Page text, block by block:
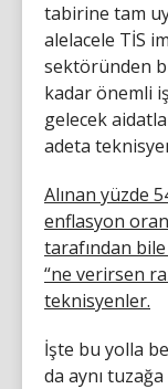
tabirine tam
alelacele TİS
sektöründen
kadar önemli
gelecek
adeta
Alınan yüzde
enflasyon
tarafından
“ne verirsen
teknisyenler.
İşte bu yolla
da aynı